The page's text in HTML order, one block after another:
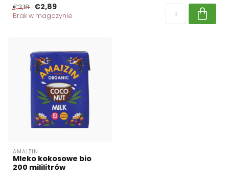
€3,18 €2,89
Brak w magazynie
AMAIZIN
Mleko kokosowe bio
200 mililitrów